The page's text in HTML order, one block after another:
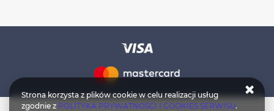
Strona korzysta z plików cookie w celu realizacji usług
zgodnie z POLITYKA PRYWATNOŚCI I COOKIES SERWISU.